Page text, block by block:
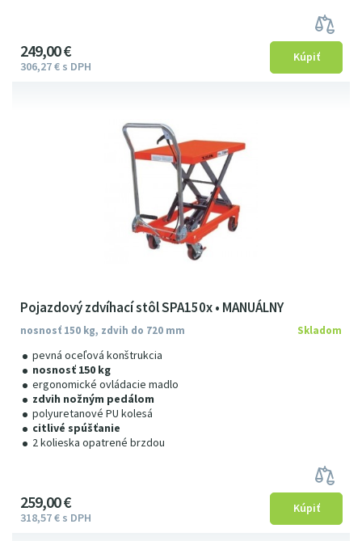
249 00€
306 27€ s DPH
Pojazdový zdvíhací stôl SPA150x • MANUÁLNY
nosnosť 150 kg, zdvih do 720 mm
pevná oceľová konštrukcia
nosnosť 150 kg
ergonomické ovládacie madlo
zdvih nožným pedálom
polyuretanové PU kolesá
citlivé spúšťanie
2 kolieska opatrené brzdou
Skladom
259 00€
318 57€ s DPH